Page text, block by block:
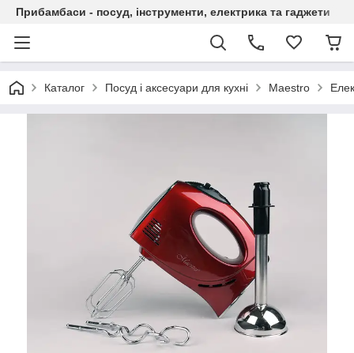
Прибамбаси - посуд, інструменти, електрика та гаджети
Каталог Посуд і аксесуари для кухні Maestro